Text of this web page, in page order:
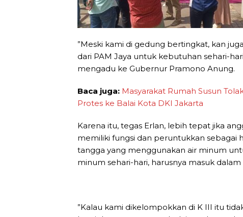
”Meski kami di gedung bertingkat, kan
dari PAM Jaya untuk kebutuhan sehari-
mengadu ke Gubernur Pramono Anung.
Baca juga: Masyarakat Rumah Susun
Protes ke Balai Kota DKI Jakarta
Karena itu, tegas Erlan, lebih tepat jika
memiliki fungsi dan peruntukkan sebagai
tangga yang menggunakan air minum
minum sehari-hari, harusnya masuk
”Kalau kami dikelompokkan di K III itu